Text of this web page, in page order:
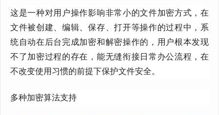
这是一种对用户操作影响非常小的文件加密方式，在
文件被创建、编辑、保存、打开等操作的过程中，系
统自动在后台完成加密和解密操作的，用户根本发现
不了加密过程的存在，能无缝衔接日常办公流程，在
不改变使用习惯的前提下保护文件安全。
多种加密算法支持